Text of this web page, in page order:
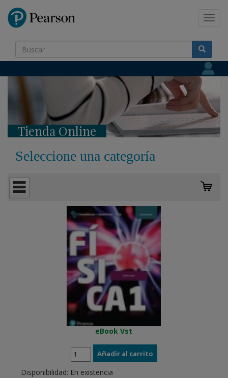
Tienda Online
Seleccione una categoría
eBook Vst
Disponibilidad: En existencia